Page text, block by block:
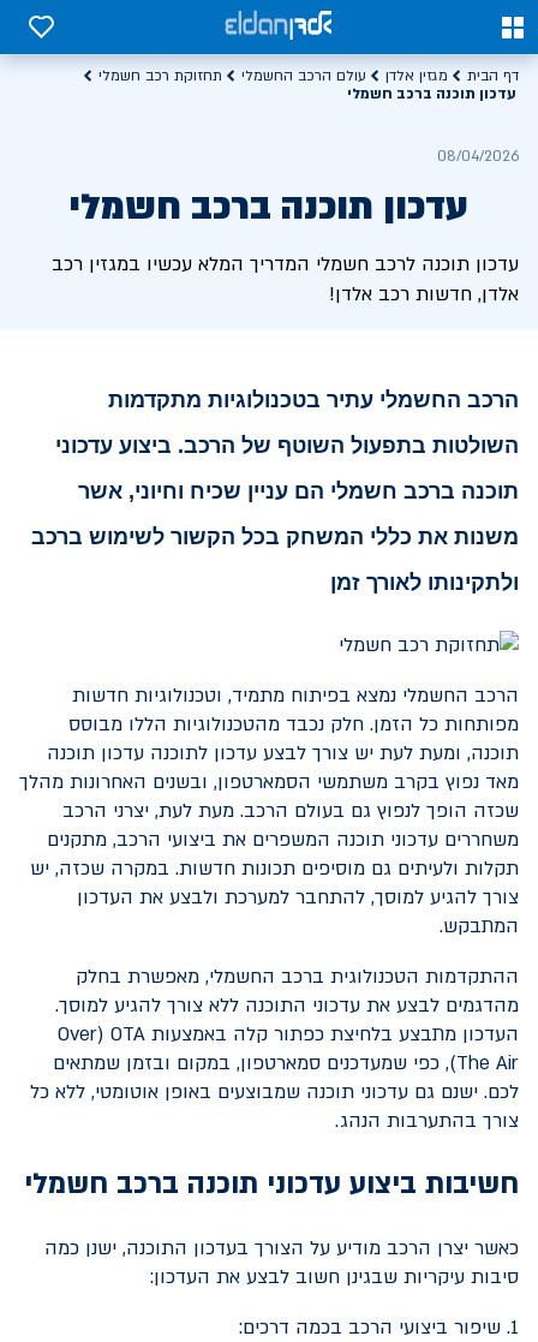
0
0
דף הבית מגזין אלדן עולם הרכב החשמלי
תחזוקת רכב חשמלי
עדכון תוכנה ברכב חשמלי
08/04/2026
עדכון תוכנה ברכב חשמלי
עדכון תוכנה לרכב חשמלי המדריך המלא עכשיו במגזין רכב
אלדן, חדשות רכב אלדן!
הרכב החשמלי עתיר בטכנולוגיות מתקדמות
השולטות בתפעול השוטף של הרכב. ביצוע עדכוני
תוכנה ברכב חשמלי הם עניין שכיח וחיוני, אשר
משנות את כללי המשחק בכל הקשור לשימוש ברכב
ולתקינותו לאורך זמן
הרכב החשמלי נמצא בפיתוח מתמיד, וטכנולוגיות חדשות
מפותחות כל הזמן. חלק נכבד מהטכנולוגיות הללו מבוסס
תוכנה, ומעת לעת יש צורך לבצע עדכון לתוכנה עדכון תוכנה
מאד נפוץ בקרב משתמשי הסמארטפון, ובשנים האחרונות מהלך
שכזה הופך לנפוץ גם בעולם הרכב. מעת לעת, יצרני הרכב
משחררים עדכוני תוכנה המשפרים את ביצועי הרכב, מתקנים
תקלות ולעיתים גם מוסיפים תכונות חדשות. במקרה שכזה, יש
צורך להגיע למוסך, להתחבר למערכת ולבצע את העדכון
המתבקש.
ההתקדמות הטכנולוגית ברכב החשמלי, מאפשרת בחלק
מהדגמים לבצע את עדכוני התוכנה ללא צורך להגיע למוסך.
העדכון מתבצע בלחיצת כפתור קלה באמצעות OTA
(
Over
The Air), כפי שמעדכנים סמארטפון, במקום ובזמן שמתאים
לכם. ישנם גם עדכוני תוכנה שמבוצעים באופן אוטומטי, ללא כל
צורך בהתערבות הנהג.
חשיבות ביצוע עדכוני תוכנה ברכב חשמלי
כאשר יצרן הרכב מודיע על הצורך בעדכון התוכנה, ישנן כמה
סיבות עיקריות שבגינן חשוב לבצע את העדכון:
1. שיפור ביצועי הרכב בכמה דרכים: